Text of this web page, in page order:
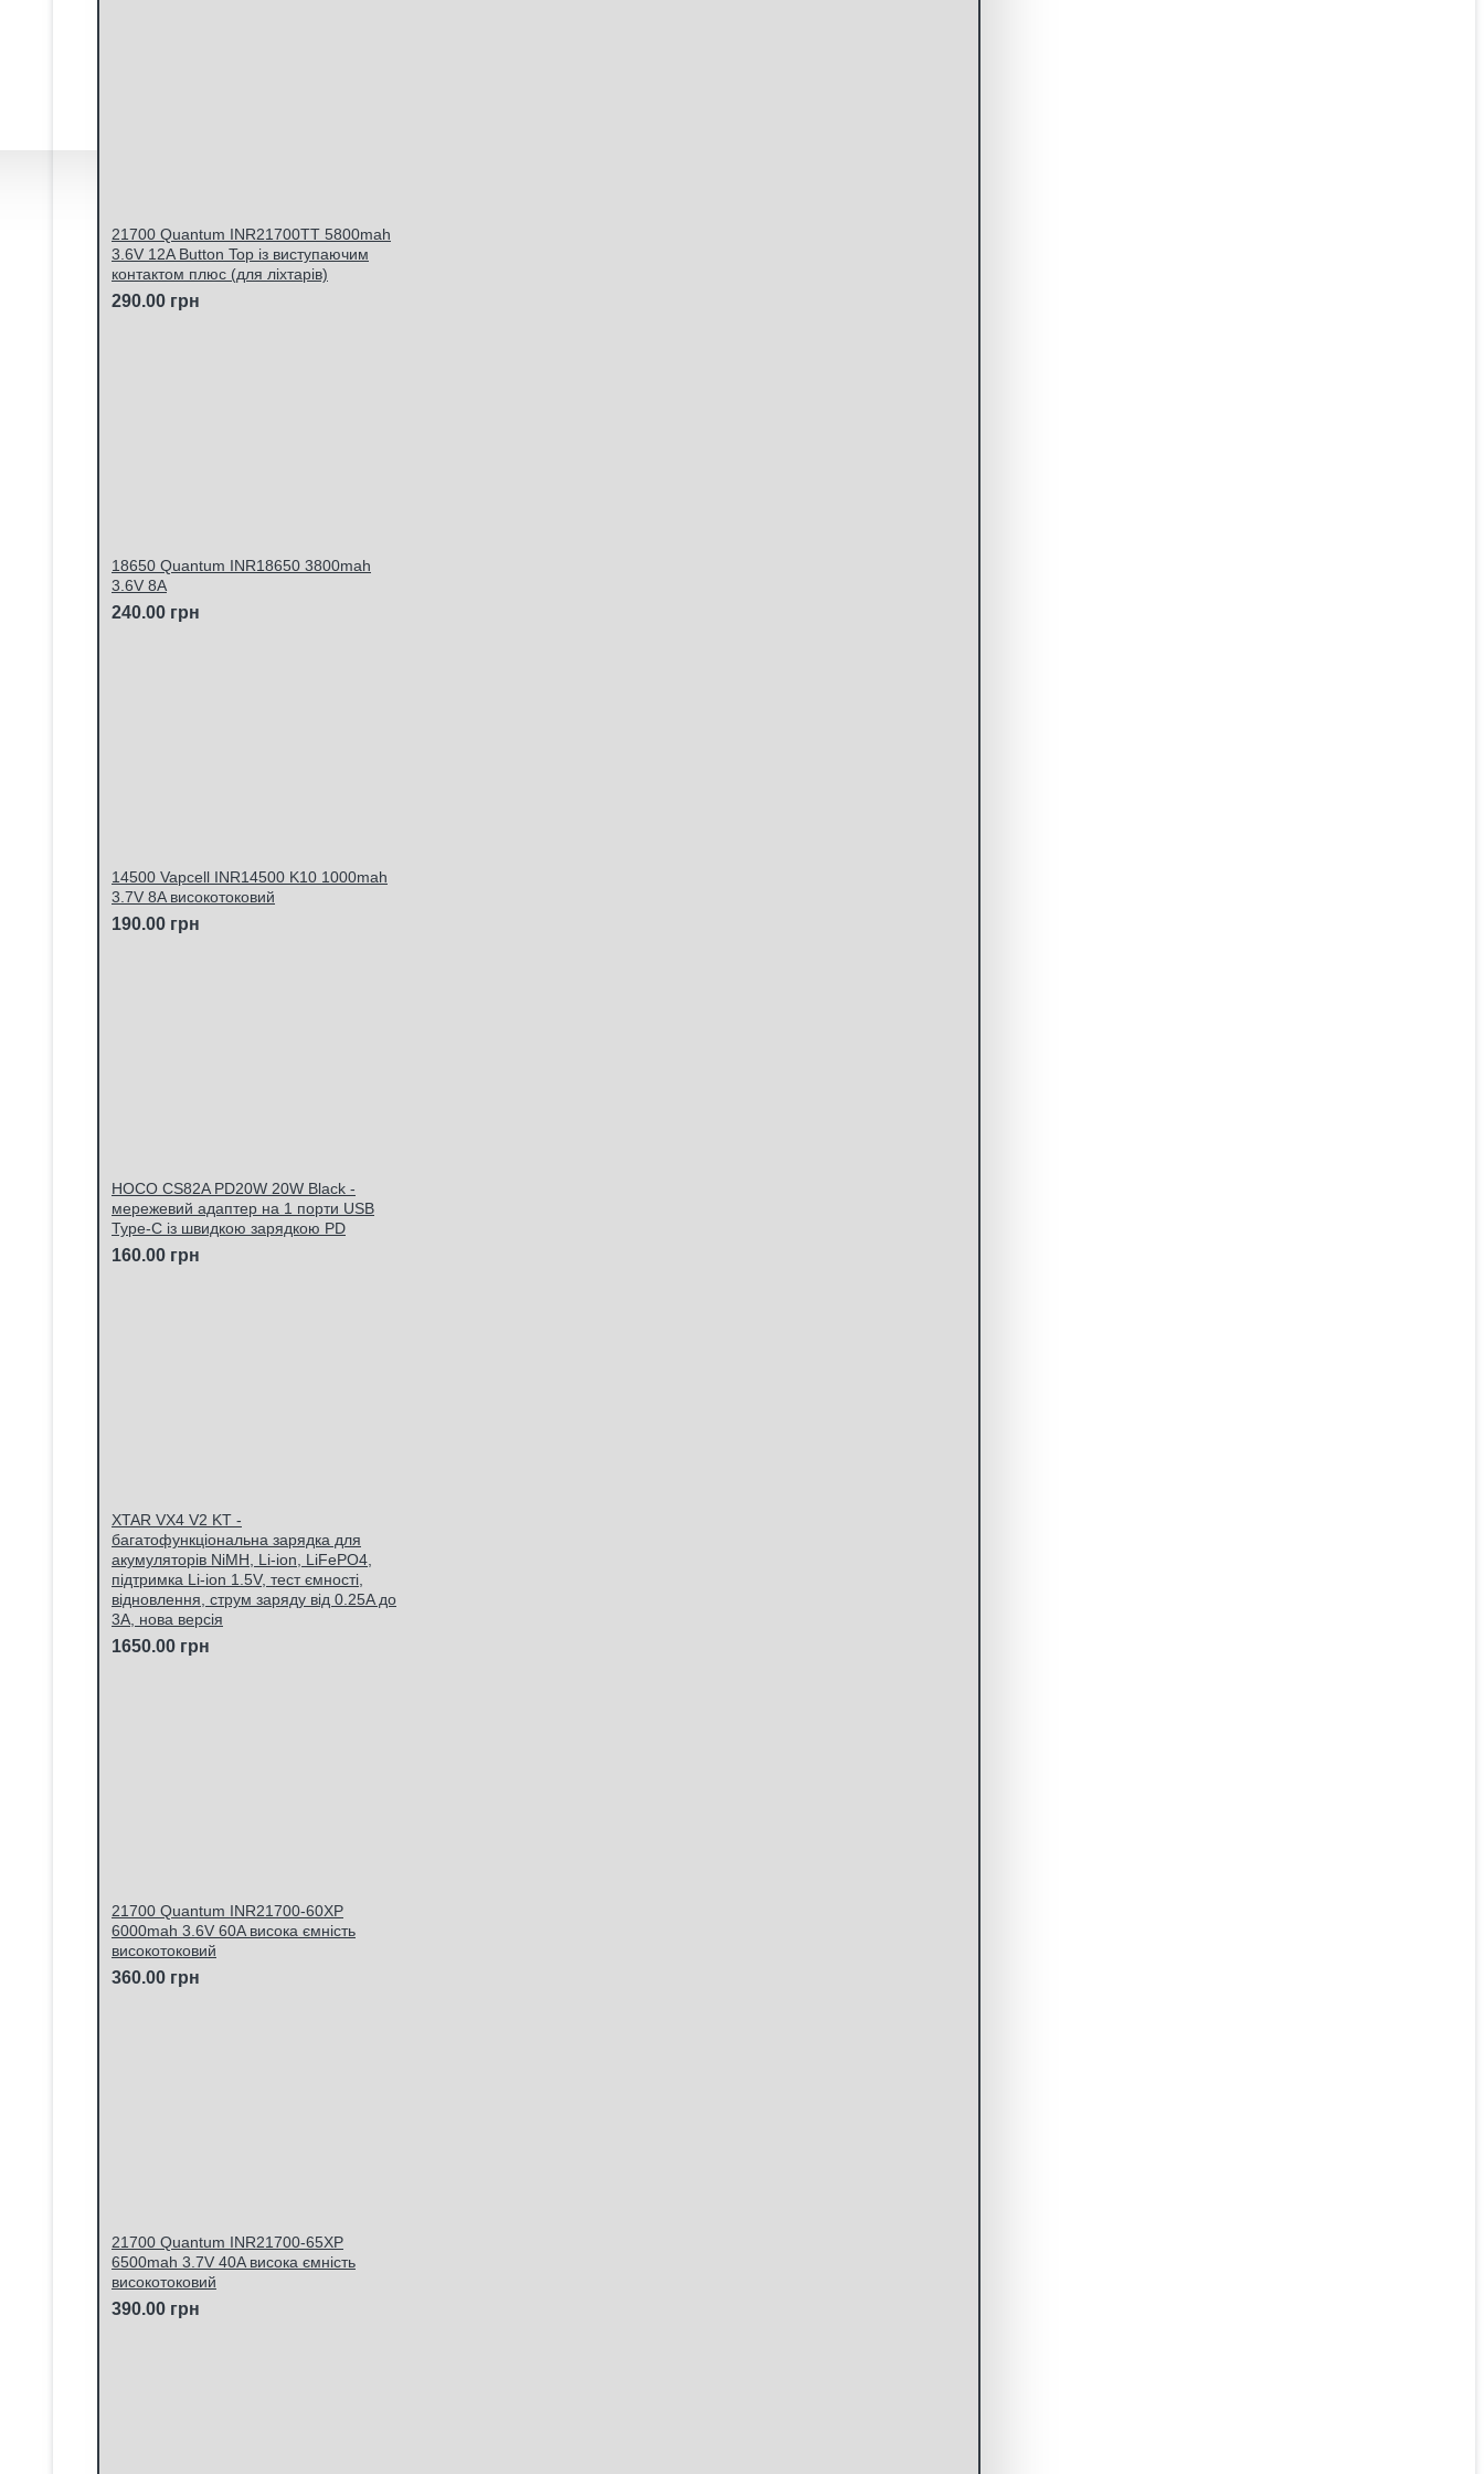
21700 Quantum INR21700TT 5800mah
3.6V 12A Button Top із виступаючим
контактом плюс (для ліхтарів)
290.00 грн
18650 Quantum INR18650 3800mah
3.6V 8A
240.00 грн
14500 Vapcell INR14500 K10 1000mah
3.7V 8A високотоковий
190.00 грн
HOCO CS82A PD20W 20W Black -
мережевий адаптер на 1 порти USB
Type-C із швидкою зарядкою PD
160.00 грн
XTAR VX4 V2 KT -
багатофункціональна зарядка для
акумуляторів NiMH, Li-ion, LiFePO4,
підтримка Li-ion 1.5V, тест ємності,
відновлення, струм заряду від 0.25A до
3A, нова версія
1650.00 грн
21700 Quantum INR21700-60XP
6000mah 3.6V 60A висока ємність
високотоковий
360.00 грн
21700 Quantum INR21700-65XP
6500mah 3.7V 40A висока ємність
високотоковий
390.00 грн